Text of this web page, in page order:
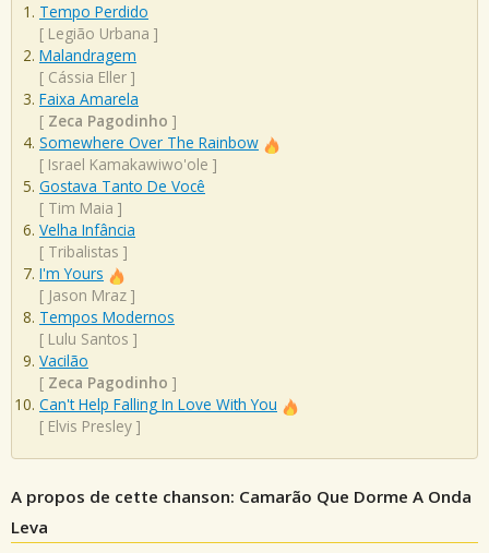
Tempo Perdido
[ Legião Urbana ]
Malandragem
[ Cássia Eller ]
Faixa Amarela
[ Zeca Pagodinho ]
Somewhere Over The Rainbow
[ Israel Kamakawiwo'ole ]
Gostava Tanto De Você
[ Tim Maia ]
Velha Infância
[ Tribalistas ]
I'm Yours
[ Jason Mraz ]
Tempos Modernos
[ Lulu Santos ]
Vacilão
[ Zeca Pagodinho ]
Can't Help Falling In Love With You
[ Elvis Presley ]
A propos de cette chanson: Camarão Que Dorme A Onda
Leva